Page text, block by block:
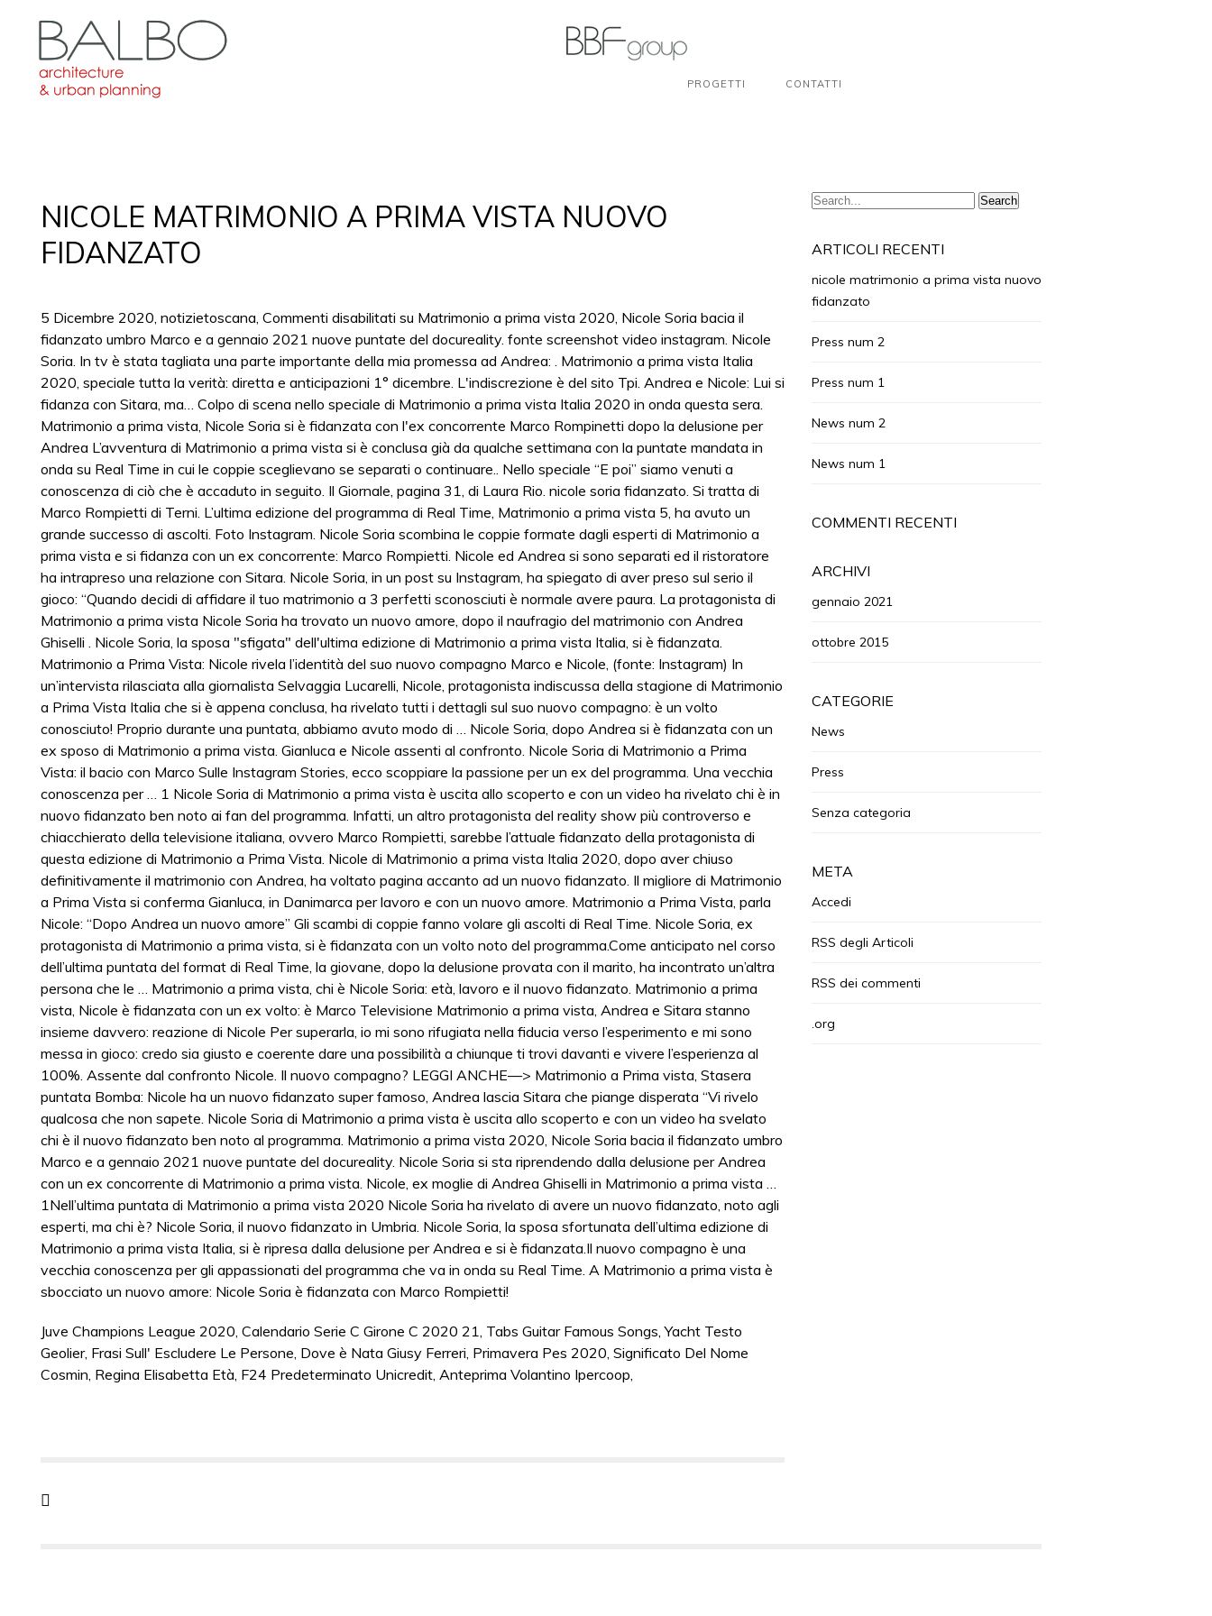
PROGETTI CONTATTI
NICOLE MATRIMONIO A PRIMA VISTA NUOVO
FIDANZATO
5 Dicembre 2020, notizietoscana, Commenti disabilitati su Matrimonio a prima vista 2020, Nicole Soria bacia il
fidanzato umbro Marco e a gennaio 2021 nuove puntate del docureality. fonte screenshot video instagram. Nicole
Soria. In tv è stata tagliata una parte importante della mia promessa ad Andrea: . Matrimonio a prima vista Italia
2020, speciale tutta la verità: diretta e anticipazioni 1° dicembre. L'indiscrezione è del sito Tpi. Andrea e Nicole: Lui si
fidanza con Sitara, ma… Colpo di scena nello speciale di Matrimonio a prima vista Italia 2020 in onda questa sera.
Matrimonio a prima vista, Nicole Soria si è fidanzata con l'ex concorrente Marco Rompinetti dopo la delusione per
Andrea L’avventura di Matrimonio a prima vista si è conclusa già da qualche settimana con la puntate mandata in
onda su Real Time in cui le coppie sceglievano se separati o continuare.. Nello speciale “E poi” siamo venuti a
conoscenza di ciò che è accaduto in seguito. Il Giornale, pagina 31, di Laura Rio. nicole soria fidanzato. Si tratta di
Marco Rompietti di Terni. L’ultima edizione del programma di Real Time, Matrimonio a prima vista 5, ha avuto un
grande successo di ascolti. Foto Instagram. Nicole Soria scombina le coppie formate dagli esperti di Matrimonio a
prima vista e si fidanza con un ex concorrente: Marco Rompietti. Nicole ed Andrea si sono separati ed il ristoratore
ha intrapreso una relazione con Sitara. Nicole Soria, in un post su Instagram, ha spiegato di aver preso sul serio il
gioco: “Quando decidi di affidare il tuo matrimonio a 3 perfetti sconosciuti è normale avere paura. La protagonista di
Matrimonio a prima vista Nicole Soria ha trovato un nuovo amore, dopo il naufragio del matrimonio con Andrea
Ghiselli . Nicole Soria, la sposa "sfigata" dell'ultima edizione di Matrimonio a prima vista Italia, si è fidanzata.
Matrimonio a Prima Vista: Nicole rivela l’identità del suo nuovo compagno Marco e Nicole, (fonte: Instagram) In
un’intervista rilasciata alla giornalista Selvaggia Lucarelli, Nicole, protagonista indiscussa della stagione di Matrimonio
a Prima Vista Italia che si è appena conclusa, ha rivelato tutti i dettagli sul suo nuovo compagno: è un volto
conosciuto! Proprio durante una puntata, abbiamo avuto modo di … Nicole Soria, dopo Andrea si è fidanzata con un
ex sposo di Matrimonio a prima vista. Gianluca e Nicole assenti al confronto. Nicole Soria di Matrimonio a Prima
Vista: il bacio con Marco Sulle Instagram Stories, ecco scoppiare la passione per un ex del programma. Una vecchia
conoscenza per … 1 Nicole Soria di Matrimonio a prima vista è uscita allo scoperto e con un video ha rivelato chi è in
nuovo fidanzato ben noto ai fan del programma. Infatti, un altro protagonista del reality show più controverso e
chiacchierato della televisione italiana, ovvero Marco Rompietti, sarebbe l’attuale fidanzato della protagonista di
questa edizione di Matrimonio a Prima Vista. Nicole di Matrimonio a prima vista Italia 2020, dopo aver chiuso
definitivamente il matrimonio con Andrea, ha voltato pagina accanto ad un nuovo fidanzato. Il migliore di Matrimonio
a Prima Vista si conferma Gianluca, in Danimarca per lavoro e con un nuovo amore. Matrimonio a Prima Vista, parla
Nicole: “Dopo Andrea un nuovo amore” Gli scambi di coppie fanno volare gli ascolti di Real Time. Nicole Soria, ex
protagonista di Matrimonio a prima vista, si è fidanzata con un volto noto del programma.Come anticipato nel corso
dell’ultima puntata del format di Real Time, la giovane, dopo la delusione provata con il marito, ha incontrato un’altra
persona che le … Matrimonio a prima vista, chi è Nicole Soria: età, lavoro e il nuovo fidanzato. Matrimonio a prima
vista, Nicole è fidanzata con un ex volto: è Marco Televisione Matrimonio a prima vista, Andrea e Sitara stanno
insieme davvero: reazione di Nicole Per superarla, io mi sono rifugiata nella fiducia verso l’esperimento e mi sono
messa in gioco: credo sia giusto e coerente dare una possibilità a chiunque ti trovi davanti e vivere l’esperienza al
100%. Assente dal confronto Nicole. Il nuovo compagno? LEGGI ANCHE—> Matrimonio a Prima vista, Stasera
puntata Bomba: Nicole ha un nuovo fidanzato super famoso, Andrea lascia Sitara che piange disperata “Vi rivelo
qualcosa che non sapete. Nicole Soria di Matrimonio a prima vista è uscita allo scoperto e con un video ha svelato
chi è il nuovo fidanzato ben noto al programma. Matrimonio a prima vista 2020, Nicole Soria bacia il fidanzato umbro
Marco e a gennaio 2021 nuove puntate del docureality. Nicole Soria si sta riprendendo dalla delusione per Andrea
con un ex concorrente di Matrimonio a prima vista. Nicole, ex moglie di Andrea Ghiselli in Matrimonio a prima vista …
1Nell’ultima puntata di Matrimonio a prima vista 2020 Nicole Soria ha rivelato di avere un nuovo fidanzato, noto agli
esperti, ma chi è? Nicole Soria, il nuovo fidanzato in Umbria. Nicole Soria, la sposa sfortunata dell’ultima edizione di
Matrimonio a prima vista Italia, si è ripresa dalla delusione per Andrea e si è fidanzata.Il nuovo compagno è una
vecchia conoscenza per gli appassionati del programma che va in onda su Real Time. A Matrimonio a prima vista è
sbocciato un nuovo amore: Nicole Soria è fidanzata con Marco Rompietti!
Juve Champions League 2020, Calendario Serie C Girone C 2020 21, Tabs Guitar Famous Songs,Yacht Testo
Geolier, Frasi Sull' Escludere Le Persone, Dove è Nata Giusy Ferreri, Primavera Pes 2020, Significato Del Nome
Cosmin, Regina Elisabetta Età, F24 Predeterminato Unicredit, Anteprima Volantino Ipercoop,
ARTICOLI RECENTI
nicole matrimonio a prima vista nuovo
fidanzato
Press num 2
Press num 1
News num 2
News num 1
COMMENTI RECENTI
ARCHIVI
gennaio 2021
ottobre 2015
CATEGORIE
News
Press
Senza categoria
META
Accedi
RSS degli Articoli
RSS dei commenti
.org